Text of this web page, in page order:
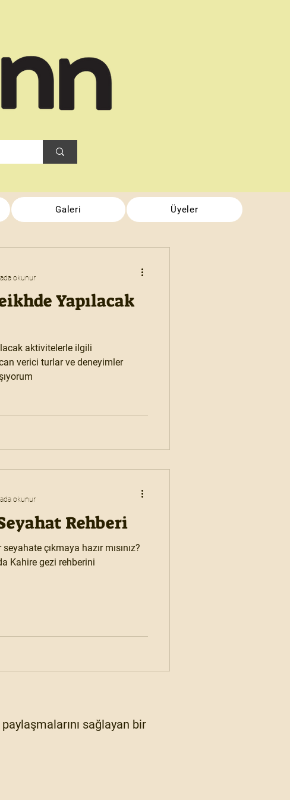
Galeri Üyeler
Yapılacak
aktivitelerle ilgili
verici turlar ve deneyimler
okunur
Rehberi
çıkmaya hazır mısınız?
Kahire gezi rehberini
okunur
sağlayan bir